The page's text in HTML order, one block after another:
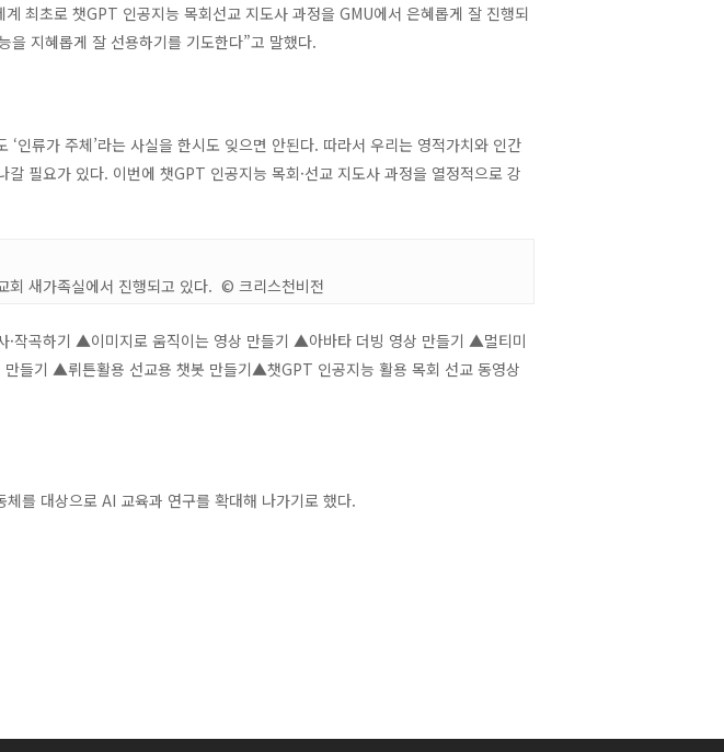
최초로 챗GPT 인공지능 목회선교 지도사 과정을 GMU에서 은혜롭게 잘 진행되
을 지혜롭게 잘 선용하기를 기도한다”고 말했다.
인류가 주체’라는 사실을 한시도 잊으면 안된다. 따라서 우리는 영적가치와 인간
필요가 있다. 이번에 챗GPT 인공지능 목회·선교 지도사 과정을 열정적으로 강
회 새가족실에서 진행되고 있다. © 크리스천비전
작곡하기 ▲이미지로 움직이는 영상 만들기 ▲아바타 더빙 영상 만들기 ▲멀티미
들기 ▲뤼튼활용 선교용 챗봇 만들기▲챗GPT 인공지능 활용 목회 선교 동영상
를 대상으로 AI 교육과 연구를 확대해 나가기로 했다.